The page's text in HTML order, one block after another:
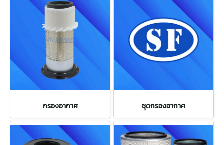
กรองอากาศ ชุดกรองอากาศ